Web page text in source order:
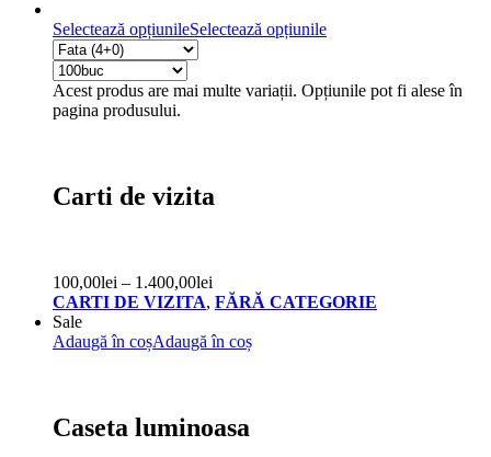
Selectează opțiunileSelectează opțiunile
Acest produs are mai multe variații. Opțiunile pot fi alese în
pagina produsului.
Carti de vizita
100,00lei – 1.400,00lei
CARTI DE VIZITA, FĂRĂ CATEGORIE
Sale
Adaugă în coșAdaugă în coș
Caseta luminoasa